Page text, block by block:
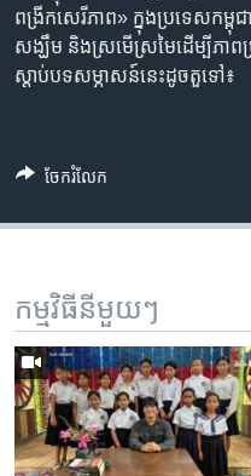
ពង្រីក​សេរីភាព​» ក្នុង​ប្រទេស​កម្ពុជ
សង្ឃឹម និង​ស្រមើស្រមៃ​ដើម្បី​ភា
ស្តាប់​បទសម្ភាសន៍​នេះដូចតួទៅ៖
ចែករំលែក
កម្មវិធី​នីមួយៗ